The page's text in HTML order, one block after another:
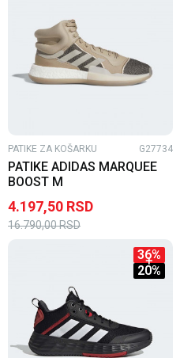
PATIKE ZA KOŠARKU G27734
PATIKE ADIDAS MARQUEE
BOOST M
4.197,50 RSD
16.790,00RSD
36%
20%